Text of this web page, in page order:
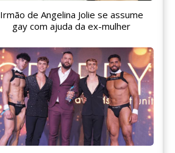
Irmão de Angelina Jolie se assume
gay com ajuda da ex-mulher